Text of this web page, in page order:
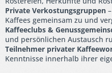
Private Verkostungsgruppen
Kaffees gemeinsam zu und
Kaffeeclubs &
und persönlichen Austausch
Teilnehmer privater
Kenntnisse innerhalb ihrer